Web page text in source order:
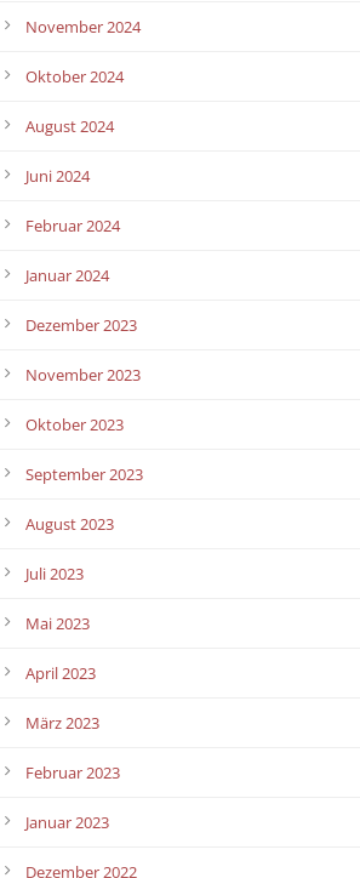
November 2024
Oktober 2024
August 2024
Juni 2024
Februar 2024
Januar 2024
Dezember 2023
November 2023
Oktober 2023
September 2023
August 2023
Juli 2023
Mai 2023
April 2023
März 2023
Februar 2023
Januar 2023
Dezember 2022